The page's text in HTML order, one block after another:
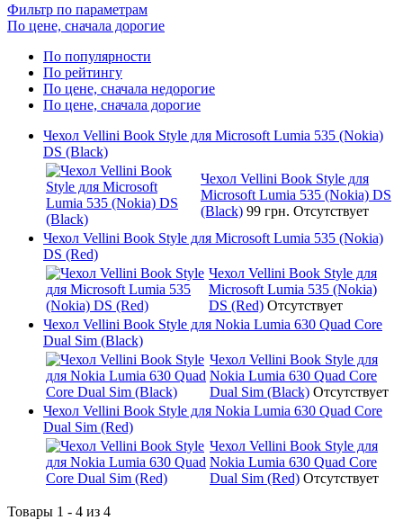
Фильтр по параметрам
По цене, сначала дорогие
По популярности
По рейтингу
По цене, сначала недорогие
По цене, сначала дорогие
Чехол Vellini Book Style для Microsoft Lumia 535 (Nokia)
DS (Black)
Чехол Vellini Book Style для
Microsoft Lumia 535 (Nokia) DS
(Black) 99 грн. Отсутствует
Чехол Vellini Book Style для Microsoft Lumia 535 (Nokia)
DS (Red)
Чехол Vellini Book Style для
Microsoft Lumia 535 (Nokia)
DS (Red) Отсутствует
Чехол Vellini Book Style для Nokia Lumia 630 Quad Core
Dual Sim (Black)
Чехол Vellini Book Style для
Nokia Lumia 630 Quad Core
Dual Sim (Black) Отсутствует
Чехол Vellini Book Style для Nokia Lumia 630 Quad Core
Dual Sim (Red)
Чехол Vellini Book Style для
Nokia Lumia 630 Quad Core
Dual Sim (Red) Отсутствует
Товары 1 - 4 из 4